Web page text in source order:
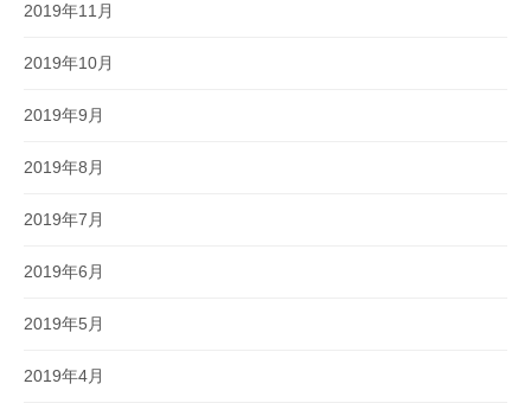
2019年11月
2019年10月
2019年9月
2019年8月
2019年7月
2019年6月
2019年5月
2019年4月